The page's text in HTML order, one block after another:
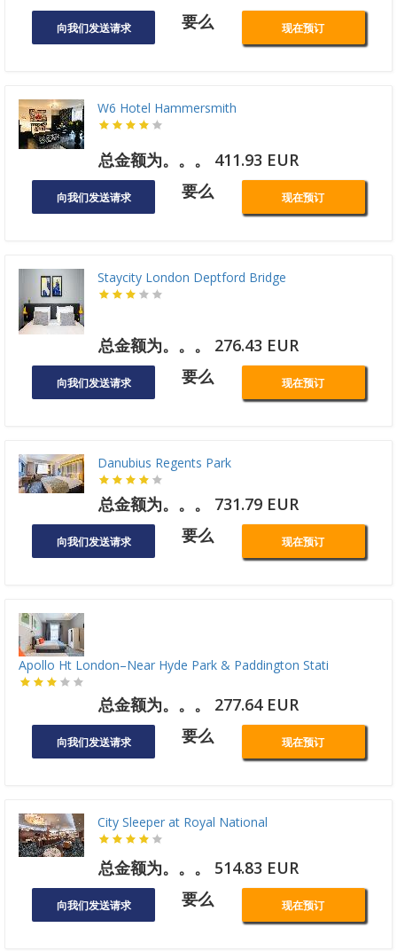
向我们发送请求 要么 现在预订
W6 Hotel Hammersmith
总金额为。。。 411.93 EUR
向我们发送请求 要么 现在预订
Staycity London Deptford Bridge
总金额为。。。 276.43 EUR
向我们发送请求 要么 现在预订
Danubius Regents Park
总金额为。。。 731.79 EUR
向我们发送请求 要么 现在预订
Apollo Ht London–Near Hyde Park & Paddington Stati
总金额为。。。 277.64 EUR
向我们发送请求 要么 现在预订
City Sleeper at Royal National
总金额为。。。 514.83 EUR
向我们发送请求 要么 现在预订